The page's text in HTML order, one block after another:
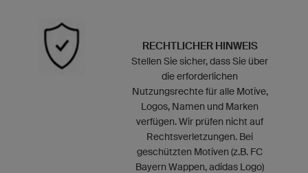
RECHTLICHER HINWEIS
Stellen Sie sicher, dass Sie über
die erforderlichen
Nutzungsrechte für alle Motive,
Logos, Namen und Marken
verfügen. Wir prüfen nicht auf
Rechtsverletzungen. Bei
geschützten Motiven (z.B. FC
Bayern Wappen, adidas Logo)